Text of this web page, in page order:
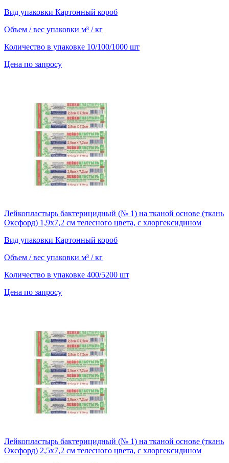
Вид упаковки Картонный короб
Объем / вес упаковки м³ / кг
Количество в упаковке 10/100/1000 шт
Цена по запросу
Лейкопластырь бактерицидный (№ 1) на тканой основе (ткань
Оксфорд) 1,9х7,2 см телесного цвета, с хлоргексидином
Вид упаковки Картонный короб
Объем / вес упаковки м³ / кг
Количество в упаковке 400/5200 шт
Цена по запросу
Лейкопластырь бактерицидный (№ 1) на тканой основе (ткань
Оксфорд) 2,5х7,2 см телесного цвета, с хлоргексидином